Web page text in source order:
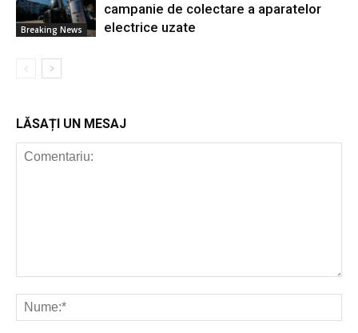
Breaking News
campanie de colectare a aparatelor
electrice uzate
LĂSAȚI UN MESAJ